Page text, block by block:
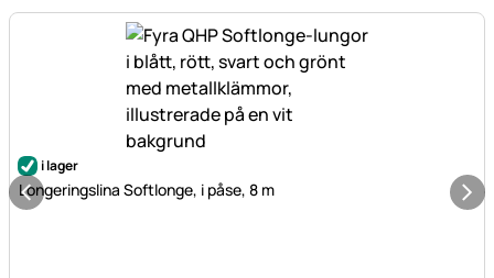
i lager
Longeringslina Softlonge, i påse, 8 m